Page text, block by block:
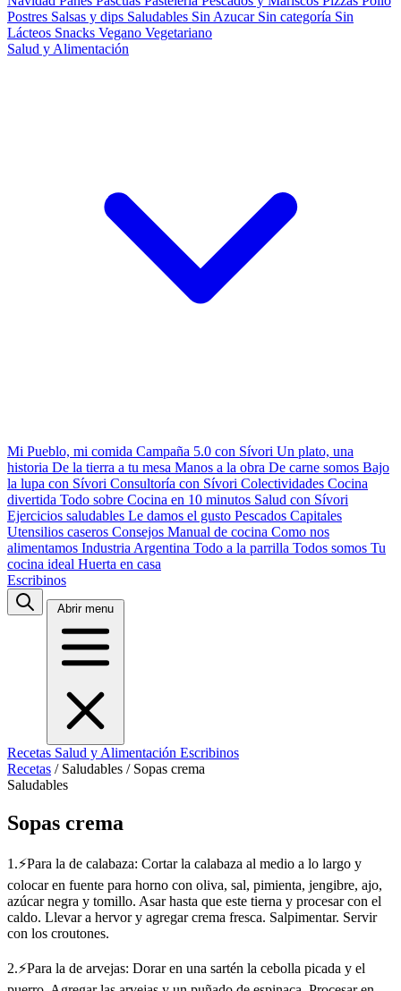
Postres Salsas y dips Saludables Sin Azucar Sin categoría Sin
Lácteos Snacks Vegano Vegetariano
Salud y Alimentación
Mi Pueblo, mi comida Campaña 5.0 con Sívori Un plato, una
historia De la tierra a tu mesa Manos a la obra De carne somos Bajo
la lupa con Sívori Consultoría con Sívori Colectividades Cocina
divertida Todo sobre Cocina en 10 minutos Salud con Sívori
Ejercicios saludables Le damos el gusto Pescados Capitales
Utensilios caseros Consejos Manual de cocina Como nos
alimentamos Industria Argentina Todo a la parrilla Todos somos Tu
cocina ideal Huerta en casa
Escribinos
Abrir menu
Recetas Salud y Alimentación Escribinos
Recetas / Saludables / Sopas crema
Saludables
Sopas crema
1.⚡Para la de calabaza: Cortar la calabaza al medio a lo largo y
colocar en fuente para horno con oliva, sal, pimienta, jengibre, ajo,
azúcar negra y tomillo. Asar hasta que este tierna y procesar con el
caldo. Llevar a hervor y agregar crema fresca. Salpimentar. Servir
con los croutones.
2.⚡Para la de arvejas: Dorar en una sartén la cebolla picada y el